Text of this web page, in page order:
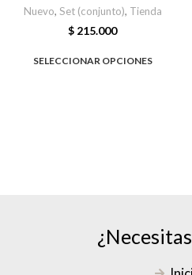
Nuevo, Set (conjunto), Tienda
$ 215.000
SELECCIONAR OPCIONES